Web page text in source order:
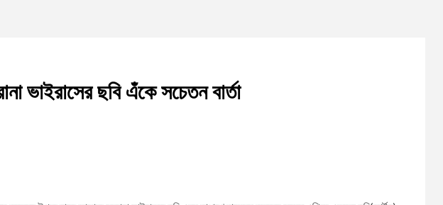
ভাইরাসের ছবি এঁকে সচেতন বার্তা